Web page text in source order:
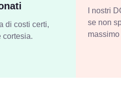
di costi certi,
cortesia.
I nostri
se non